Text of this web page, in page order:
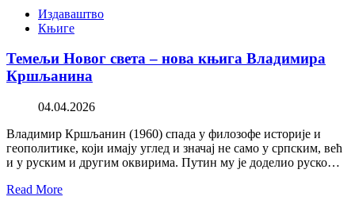
Издаваштво
Књиге
Темељи Новог света – нова књига Владимира
Кршљанина
04.04.2026
Владимир Кршљанин (1960) спада у филозофе историје и
геополитике, који имају углед и значај не само у српским, већ
и у руским и другим оквирима. Путин му је доделио руско…
Read More